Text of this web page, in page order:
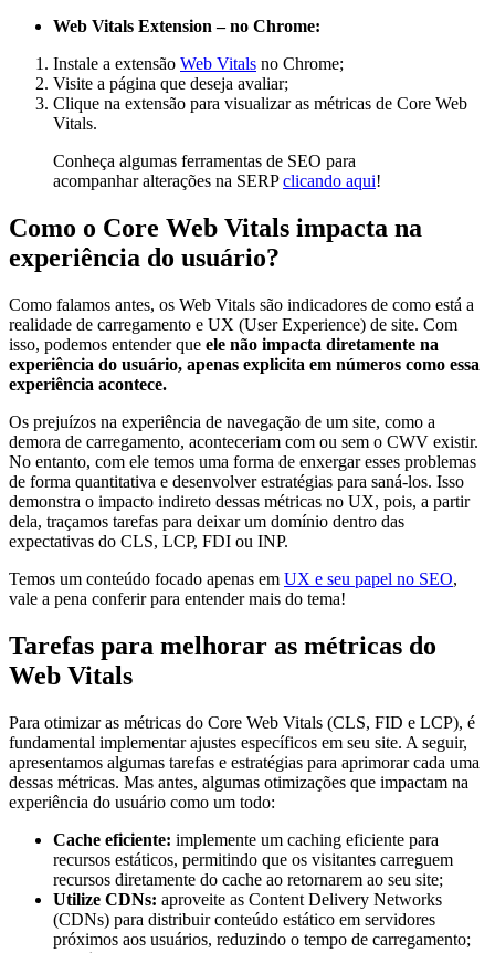
Web Vitals Extension – no Chrome:
Instale a extensão Web Vitals no Chrome;
Visite a página que deseja avaliar;
Clique na extensão para visualizar as métricas de Core Web
Vitals.
Conheça algumas ferramentas de SEO para
acompanhar alterações na SERPclicando aqui!
Como o Core Web Vitals impacta na
experiência do usuário?
Como falamos antes, os Web Vitals são indicadores de como está a
realidade de carregamento e UX (User Experience) de site. Com
isso, podemos entender que ele não impacta diretamente na
experiência do usuário, apenas explicita em números como essa
experiência acontece.
Os prejuízos na experiência de navegação de um site, como a
demora de carregamento, aconteceriam com ou sem o CWV existir.
No entanto, com ele temos uma forma de enxergar esses problemas
de forma quantitativa e desenvolver estratégias para saná-los. Isso
demonstra o impacto indireto dessas métricas no UX, pois, a partir
dela, traçamos tarefas para deixar um domínio dentro das
expectativas do CLS, LCP, FDI ou INP.
Temos um conteúdo focado apenas em UX e seu papel no SEO,
vale a pena conferir para entender mais do tema!
Tarefas para melhorar as métricas do
Web Vitals
Para otimizar as métricas do Core Web Vitals (CLS, FID e LCP), é
fundamental implementar ajustes específicos em seu site. A seguir,
apresentamos algumas tarefas e estratégias para aprimorar cada uma
dessas métricas. Mas antes, algumas otimizações que impactam na
experiência do usuário como um todo:
Cache eficiente: implemente um caching eficiente para
recursos estáticos, permitindo que os visitantes carreguem
recursos diretamente do cache ao retornarem ao seu site;
Utilize CDNs: aproveite as Content Delivery Networks
(CDNs) para distribuir conteúdo estático em servidores
próximos aos usuários, reduzindo o tempo de carregamento;